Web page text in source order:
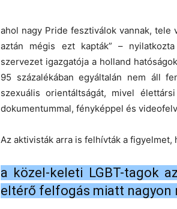
ahol nagy Pride fesztiválok vannak, tele
aztán mégis ezt kapták” –
szervezet igazgatója a holland
95 százalékában egyáltalán nem áll
szexuális orientáltságát, mivel
dokumentummal, fényképpel és
Az aktivisták arra is felhívták a figyelmet,
a közel-keleti LGBT-tagok
eltérő felfogás miatt nagyon